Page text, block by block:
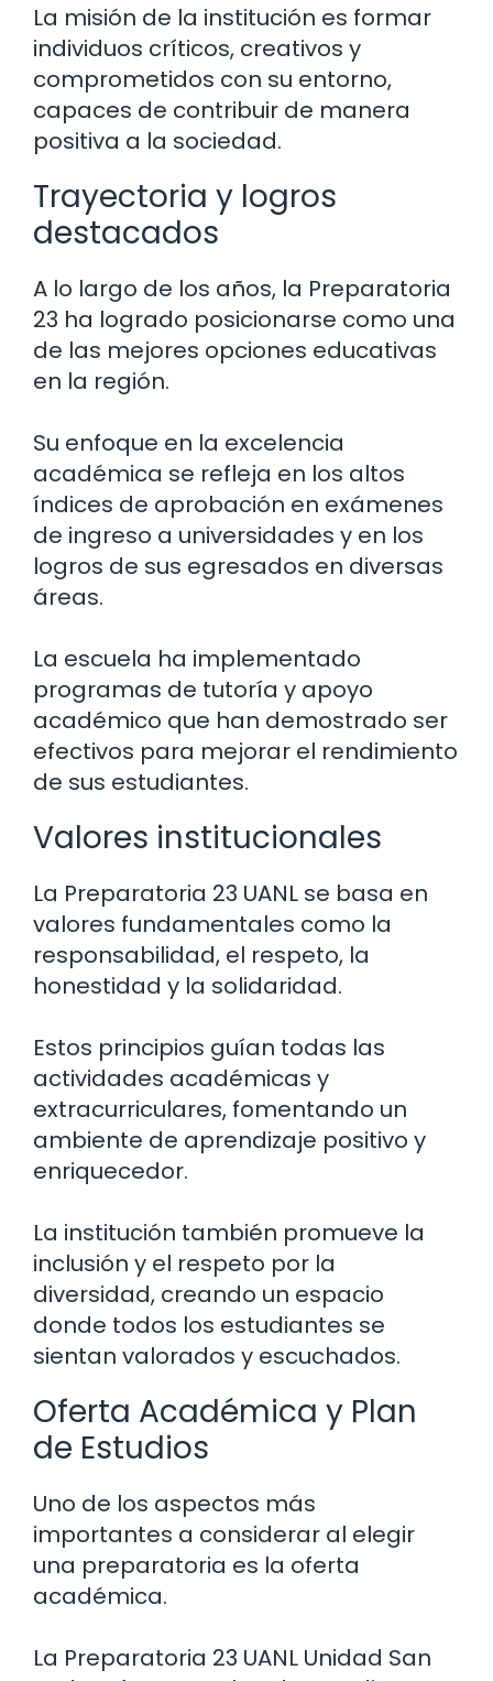
La misión de la institución es formar
individuos críticos, creativos y
comprometidos con su entorno,
capaces de contribuir de manera
positiva a la sociedad.
Trayectoria y logros
destacados
A lo largo de los años, la Preparatoria
23 ha logrado posicionarse como una
de las mejores opciones educativas
en la región.
Su enfoque en la excelencia
académica se refleja en los altos
índices de aprobación en exámenes
de ingreso a universidades y en los
logros de sus egresados en diversas
áreas.
La escuela ha implementado
programas de tutoría y apoyo
académico que han demostrado ser
efectivos para mejorar el rendimiento
de sus estudiantes.
Valores institucionales
La Preparatoria 23 UANL se basa en
valores fundamentales como la
responsabilidad, el respeto, la
honestidad y la solidaridad.
Estos principios guían todas las
actividades académicas y
extracurriculares, fomentando un
ambiente de aprendizaje positivo y
enriquecedor.
La institución también promueve la
inclusión y el respeto por la
diversidad, creando un espacio
donde todos los estudiantes se
sientan valorados y escuchados.
Oferta Académica y Plan
de Estudios
Uno de los aspectos más
importantes a considerar al elegir
una preparatoria es la oferta
académica.
La Preparatoria 23 UANL Unidad San